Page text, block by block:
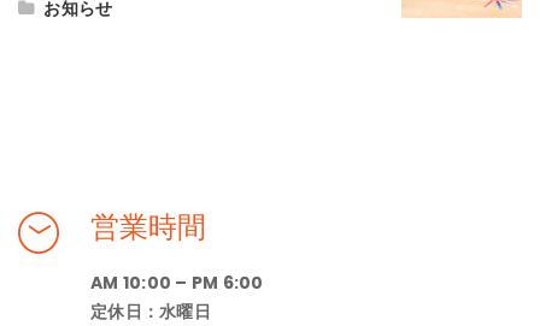
お知らせ
営業時間
AM 10:00 – PM 6:00
定休日：水曜日